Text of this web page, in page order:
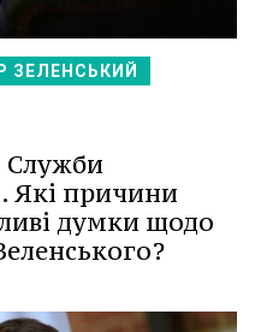
ЗЕЛЕНСЬКИЙ
Служби
Які причини
думки щодо